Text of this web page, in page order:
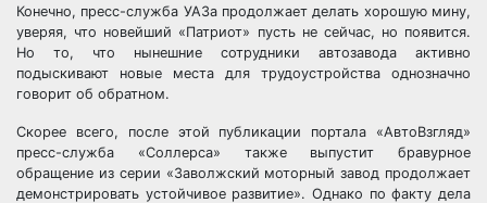
Конечно, пресс-служба УАЗа продолжает делать хорошую мину,
уверяя, что новейший «Патриот» пусть не сейчас, но появится.
Но то, что нынешние сотрудники автозавода активно
подыскивают новые места для трудоустройства однозначно
говорит об обратном.
Скорее всего, после этой публикации портала «АвтоВзгляд»
пресс-служба «Соллерса» также выпустит бравурное
обращение из серии «Заволжский моторный завод продолжает
демонстрировать устойчивое развитие». Однако по факту дела